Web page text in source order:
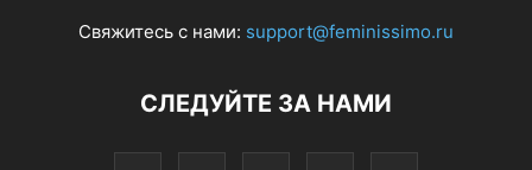
Свяжитесь с нами: support@feminissimo.ru
СЛЕДУЙТЕ ЗА НАМИ